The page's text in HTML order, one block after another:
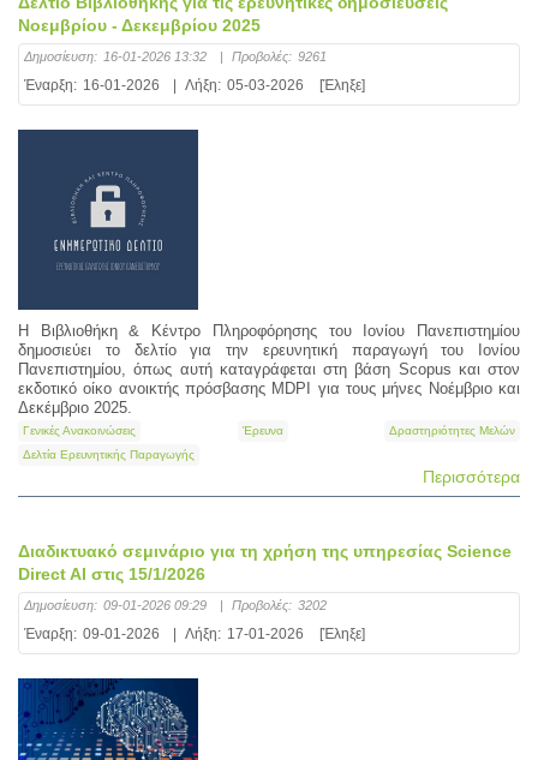
Νοεμβρίου - Δεκεμβρίου 2025
Δημοσίευση: 16-01-2026 13:32 | Προβολές: 9261
Έναρξη: 16-01-2026 | Λήξη: 05-03-2026 [Έληξε]
Η Βιβλιοθήκη & Κέντρο Πληροφόρησης του Ιονίου Πανεπιστημίου
δημοσιεύει το δελτίο για την ερευνητική παραγωγή του Ιονίου
Πανεπιστημίου, όπως αυτή καταγράφεται στη βάση Scopus και στον
εκδοτικό οίκο ανοικτής πρόσβασης MDPI για τους μήνες Νοέμβριο και
Δεκέμβριο 2025.
Γενικές Ανακοινώσεις Έρευνα
Δραστηριότητες Μελών
Δελτία Ερευνητικής Παραγωγής
Περισσότερα
Διαδικτυακό σεμινάριο για τη χρήση της υπηρεσίας Science
Direct AI στις 15/1/2026
Δημοσίευση: 09-01-2026 09:29 | Προβολές: 3202
Έναρξη: 09-01-2026 | Λήξη: 17-01-2026 [Έληξε]